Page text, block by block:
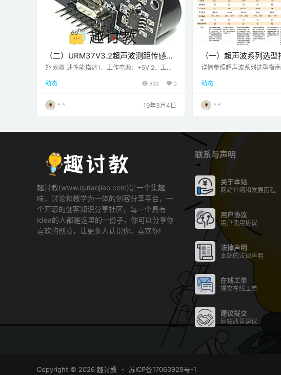
（二）URM37V3.2超声波测距传感器
—Arduino超声波传感器
外 观概 述性能描述1．工作电源：+5V 2．工作
0℃ 4．超声波距离测量：
动态 930 0
^_^ 19年3月4日
（一）超声波系列选
超声波传感器
详情参照超声波系列选型指南
动态
^_^
趣讨教(www.qutaojiao.com)是一个集趣
味，讨论和教学为一体的创客分享平台，一
个开源的创客知识分享社区，每一个具有
Idea的人都是这里的一份子，你可以分享你
喜欢的创意，让更多人认识你，喜欢你!
联系与声明
关于本站
网站介绍和发展历程
用户协议
用户使用协议
法律声明
本站的法律声明
在线工单
提交在线工单
建议提交
网站改善建议
Copyright © 2026 趣讨教 ・ 苏ICP备17063929号-1